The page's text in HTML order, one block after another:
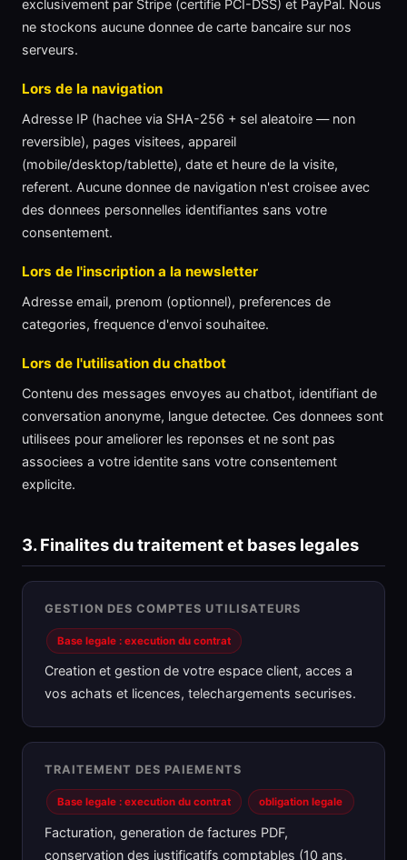
exclusivement par Stripe (certifie PCI-DSS) et PayPal. Nous
ne stockons aucune donnee de carte bancaire sur nos
serveurs.
Lors de la navigation
Adresse IP (hachee via SHA-256 + sel aleatoire — non
reversible), pages visitees, appareil
(mobile/desktop/tablette), date et heure de la visite,
referent. Aucune donnee de navigation n'est croisee avec
des donnees personnelles identifiantes sans votre
consentement.
Lors de l'inscription a la newsletter
Adresse email, prenom (optionnel), preferences de
categories, frequence d'envoi souhaitee.
Lors de l'utilisation du chatbot
Contenu des messages envoyes au chatbot, identifiant de
conversation anonyme, langue detectee. Ces donnees sont
utilisees pour ameliorer les reponses et ne sont pas
associees a votre identite sans votre consentement
explicite.
3. Finalites du traitement et bases legales
GESTION DES COMPTES UTILISATEURS
Base legale : execution du contrat
Creation et gestion de votre espace client, acces a
vos achats et licences, telechargements securises.
TRAITEMENT DES PAIEMENTS
Base legale : execution du contrat obligation legale
Facturation, generation de factures PDF,
conservation des justificatifs comptables (10 ans,